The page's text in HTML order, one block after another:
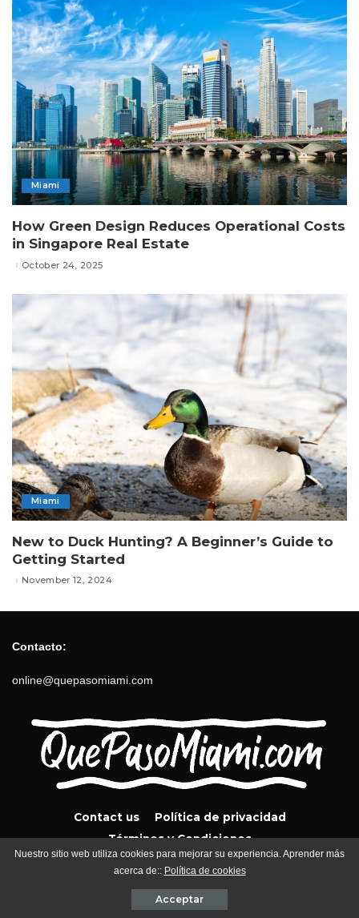
Miami
How Green Design Reduces Operational Costs
in Singapore Real Estate
October 24, 2025
Miami
New to Duck Hunting? A Beginner’s Guide to
Getting Started
November 12, 2024
Contacto:
online@quepasomiami.com
Contact us
Política de privacidad
Términos y Condiciones
QuePasoMiami.com 2024
Nuestro sitio web utiliza cookies para mejorar su experiencia. Aprender más
acerca de:: Política de cookies
Acceptar